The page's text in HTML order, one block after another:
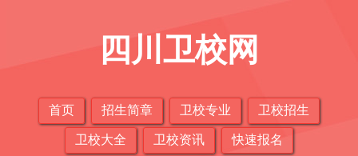
四川卫校网
首页 招生简章 卫校专业 卫校招生
卫校大全 卫校资讯 快速报名